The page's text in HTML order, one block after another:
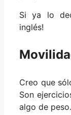
Si ya lo
inglés!
Creo que
Son
algo de peso.